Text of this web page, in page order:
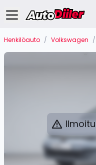
Henkilöauto / Volkswagen /